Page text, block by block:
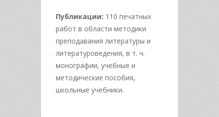
Публикации: 110 печатных
работ в области методики
преподавания литературы и
литературоведения, в т. ч.
монографии, учебные и
методические пособия,
школьные учебники.